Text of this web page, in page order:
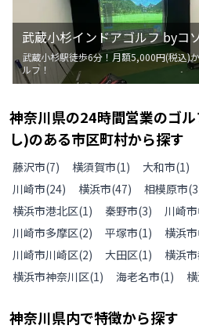
武蔵小杉インドアゴルフ byコ
武蔵小杉駅徒歩6分！月額5,000円(税込)
ルフ！
神奈川県の24時間営業のゴ
し)のある市区町村から探す
藤沢市(7) 横須賀市(1) 大和市(1)
川崎市(24) 横浜市(47) 相模原市(3
横浜市港北区(1) 秦野市(3) 川崎
川崎市多摩区(2) 平塚市(1) 横浜
川崎市川崎区(2) 大田区(1) 横浜
横浜市神奈川区(1) 海老名市(1)
神奈川県内で特徴から探す